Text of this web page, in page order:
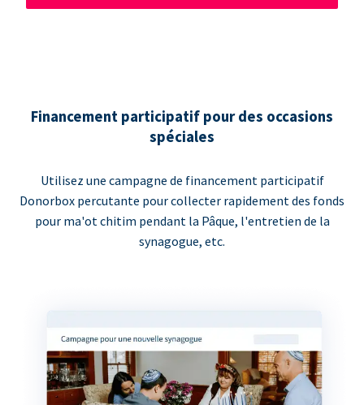
Financement participatif pour des occasions
spéciales
Utilisez une campagne de financement participatif
Donorbox percutante pour collecter rapidement des fonds
pour ma'ot chitim pendant la Pâque, l'entretien de la
synagogue, etc.